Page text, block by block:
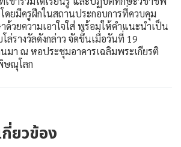
ดยมีครูฝึกในสถานประกอบการที่ควบคุม
วยความเอาใจใส่ พร้อมให้คำแนะนำเป็น
ล่รางวัลดังกล่าว จัดขึ้นเมื่อวันที่ 19
มา ณ หอประชุมอาคารเฉลิมพระเกียรติ
ษณุโลก
ยวข้อง